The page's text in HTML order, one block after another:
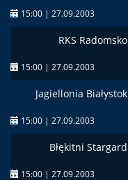
15:00 | 27.09.2003
RKS Radomsko
15:00 | 27.09.2003
Jagiellonia Białystok
15:00 | 27.09.2003
Błękitni Stargard
15:00 | 27.09.2003